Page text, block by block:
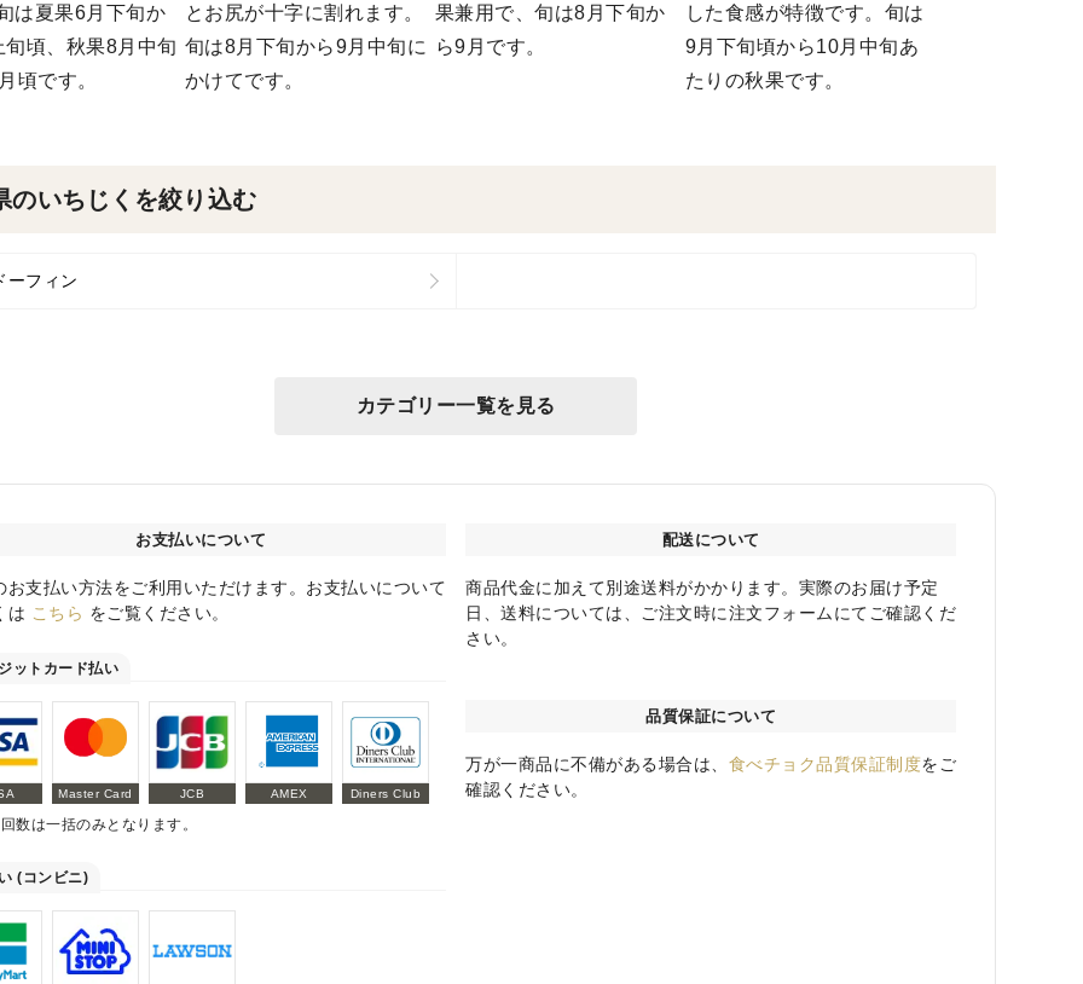
は夏果6月下旬か
旬頃、秋果8月中旬
頃です。
とお尻が十字に割れます。
旬は8月下旬から9月中旬に
かけてです。
果兼用で、旬は8月下旬か
ら9月です。
した食感が特徴です。旬は
9月下旬頃から10月中旬あ
たりの秋果です。
のいちじくを絞り込む
ーフィン
カテゴリー一覧を見る
お支払いについて
お支払い方法をご利用いただけます。お支払いについて
は こちら をご覧ください。
ットカード払い
Master Card JCB AMEX Diners Club
数は一括のみとなります。
(コンビニ)
配送について
商品代金に加えて別途送料がかかります。実際のお届け予定
日、送料については、ご注文時に注文フォームにてご確認くだ
さい。
品質保証について
万が一商品に不備がある場合は、 食べチョク品質保証制度をご
確認ください。